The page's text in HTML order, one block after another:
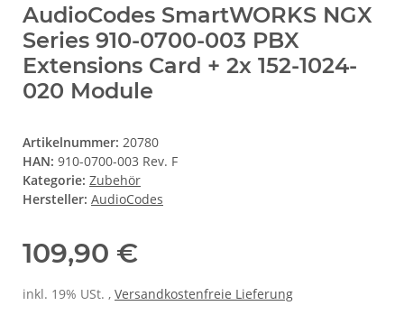
AudioCodes SmartWORKS NGX
Series 910-0700-003 PBX
Extensions Card + 2x 152-1024-
020 Module
Artikelnummer: 20780
HAN: 910-0700-003 Rev. F
Kategorie: Zubehör
Hersteller: AudioCodes
109,90 €
inkl. 19% USt. , Versandkostenfreie Lieferung